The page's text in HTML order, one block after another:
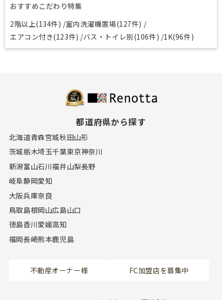
おすすめこだわり特集
2階以上(134件) 室内洗濯機置場(127件)
エアコン付き(123件) バス・トイレ別(106件) 1K(96件)
都道府県から探す
北海道青森宮城秋田山形
茨城栃木埼玉千葉東京神奈川
新潟富山石川福井山梨長野
岐阜静岡愛知
大阪兵庫奈良
鳥取島根岡山広島山口
徳島香川愛媛高知
福岡長崎熊本鹿児島
不動産オーナー様 FC加盟店を募集中